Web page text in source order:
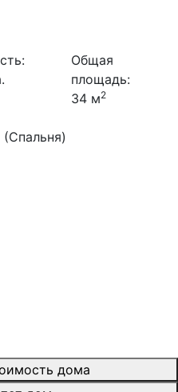
Общая
площадь:
34 м2
(Спальня)
дома